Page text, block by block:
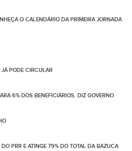
O CALENDÁRIO DA PRIMEIRA JORNADA
PODE CIRCULAR
6% DOS BENEFICIÁRIOS, DIZ GOVERNO
PRR E ATINGE 79% DO TOTAL DA BAZUCA